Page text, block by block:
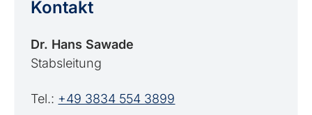
Kontakt
Dr. Hans Sawade
Stabsleitung
Tel.: +49 3834 554 3899